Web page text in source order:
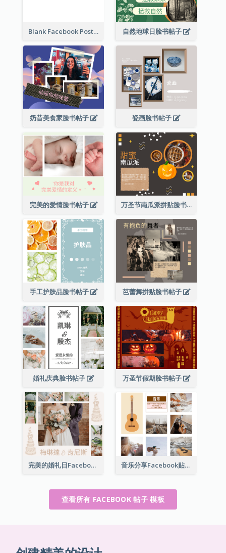
Blank Facebook Post 自然地球日脸书帖子
奶昔美食家脸书帖子 瓷画脸书帖子
完美的爱情脸书帖子 万圣节南瓜派拼贴脸书帖子
手工护肤品脸书帖子 芭蕾舞拼贴脸书帖子
婚礼庆典脸书帖子 万圣节假期脸书帖子
完美的婚礼日Facebook贴子 音乐分享Facebook贴子
查看所有 FACEBOOK 帖子 模板